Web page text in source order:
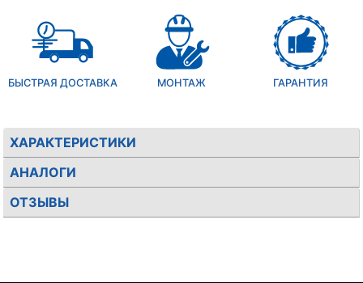
БЫСТРАЯ ДОСТАВКА МОНТАЖ ГАРАНТИЯ
ХАРАКТЕРИСТИКИ
АНАЛОГИ
ОТЗЫВЫ